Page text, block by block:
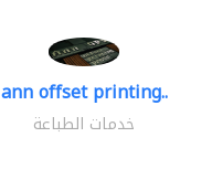
ann offset printing..
خدمات الطباعة